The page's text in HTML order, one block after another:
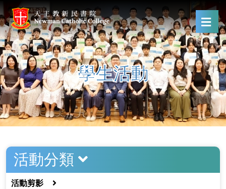
學生活動
活動分類
活動剪影